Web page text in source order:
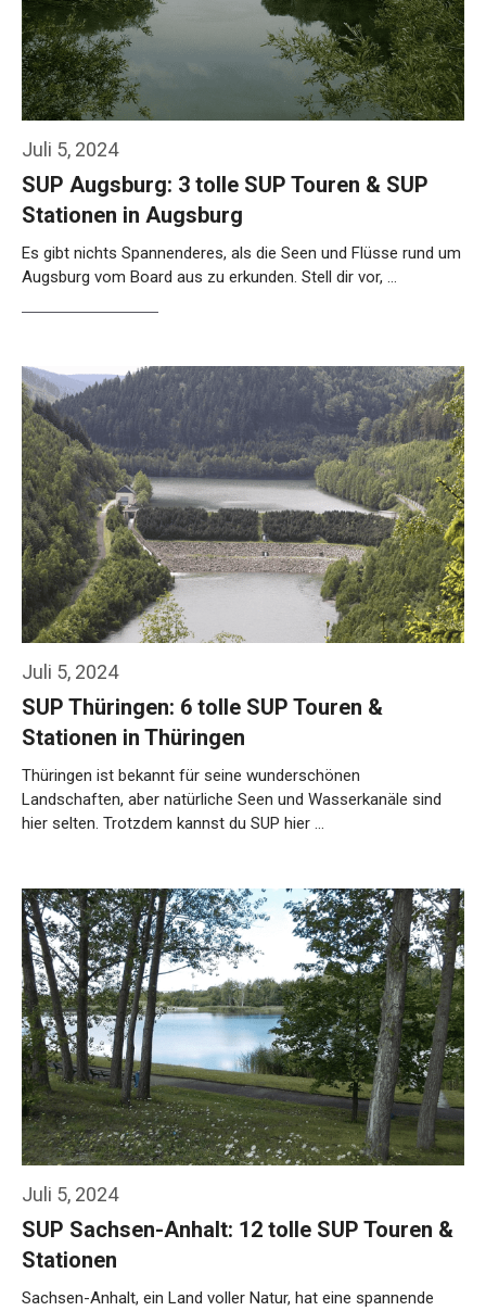
Juli 5, 2024
SUP Augsburg: 3 tolle SUP Touren & SUP
Stationen in Augsburg
Es gibt nichts Spannenderes, als die Seen und Flüsse rund um
Augsburg vom Board aus zu erkunden. Stell dir vor, …
Juli 5, 2024
SUP Thüringen: 6 tolle SUP Touren &
Stationen in Thüringen
Thüringen ist bekannt für seine wunderschönen
Landschaften, aber natürliche Seen und Wasserkanäle sind
hier selten. Trotzdem kannst du SUP hier …
Juli 5, 2024
SUP Sachsen-Anhalt: 12 tolle SUP Touren &
Stationen
Sachsen-Anhalt, ein Land voller Natur, hat eine spannende